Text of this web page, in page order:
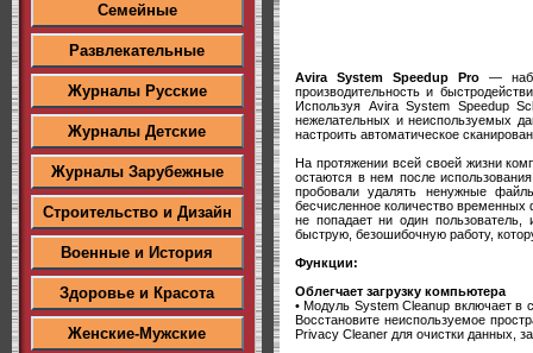
Семейные
Развлекательные
Журналы Русские
Журналы Детские
Журналы Зарубежные
Строительство и Дизайн
Военные и История
Здоровье и Красота
Женские-Мужские
Avira System Speedup Pro—
производительность и
Используя Avira System Speedup
нежелательных и неиспользуемых
настроить автоматическое
На протяжении всей своей жизни
остаются в нем после
пробовали удалять ненужные
бесчисленное количество временных
не попадает ни один
быструю, безошибочную работу,
Функции:
Облегчает загрузку компьютера
• Модуль System Cleanup включает в
Восстановите неиспользуемое
Privacy Cleaner для очистки данных,